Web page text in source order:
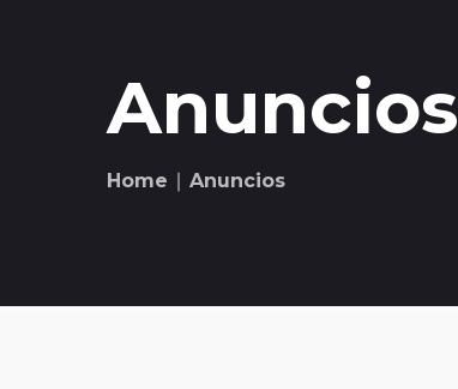
Anuncios
Home ∣ Anuncios